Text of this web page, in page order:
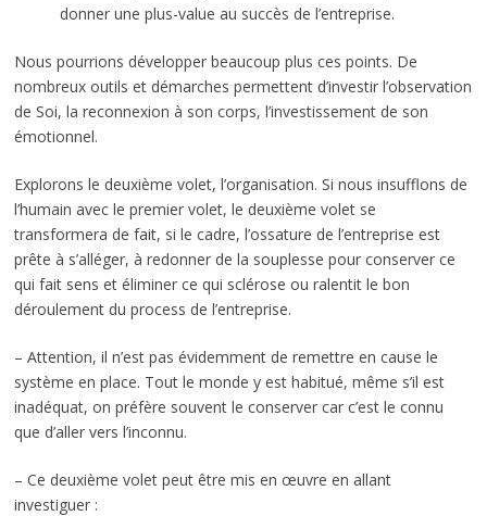
donner une plus-value au succès de l’entreprise.
Nous pourrions développer beaucoup plus ces points. De
nombreux outils et démarches permettent d’investir l’observation
de Soi, la reconnexion à son corps, l’investissement de son
émotionnel.
Explorons le deuxième volet, l’organisation. Si nous insufflons de
l’humain avec le premier volet, le deuxième volet se
transformera de fait, si le cadre, l’ossature de l’entreprise est
prête à s’alléger, à redonner de la souplesse pour conserver ce
qui fait sens et éliminer ce qui sclérose ou ralentit le bon
déroulement du process de l’entreprise.
– Attention, il n’est pas évidemment de remettre en cause le
système en place. Tout le monde y est habitué, même s’il est
inadéquat, on préfère souvent le conserver car c’est le connu
que d’aller vers l’inconnu.
– Ce deuxième volet peut être mis en œuvre en allant
investiguer :